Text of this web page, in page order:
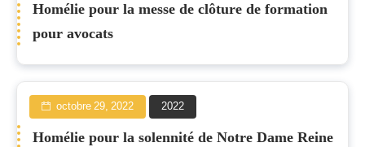
Homélie pour la messe de clôture de formation
pour avocats
octobre 29, 2022 2022
Homélie pour la solennité de Notre Dame Reine